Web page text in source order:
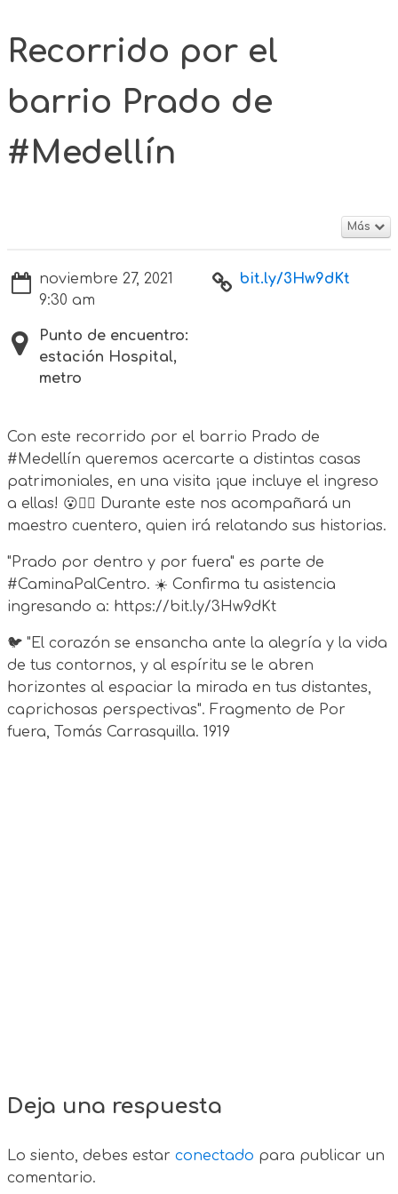
Recorrido por el
barrio Prado de
#Medellín
Más
noviembre 27, 2021
9:30 am
Punto de encuentro:
estación Hospital,
metro
bit.ly/3Hw9dKt
Con este recorrido por el barrio Prado de
#Medellín queremos acercarte a distintas casas
patrimoniales, en una visita ¡que incluye el ingreso
a ellas! 😮🤸‍♂️ Durante este nos acompañará un
maestro cuentero, quien irá relatando sus historias.
"Prado por dentro y por fuera" es parte de
#CaminaPalCentro. ☀️ Confirma tu asistencia
ingresando a: https://bit.ly/3Hw9dKt
🐦 "El corazón se ensancha ante la alegría y la vida
de tus contornos, y al espíritu se le abren
horizontes al espaciar la mirada en tus distantes,
caprichosas perspectivas". Fragmento de Por
fuera, Tomás Carrasquilla. 1919
Deja una respuesta
Lo siento, debes estar conectado para publicar un
comentario.